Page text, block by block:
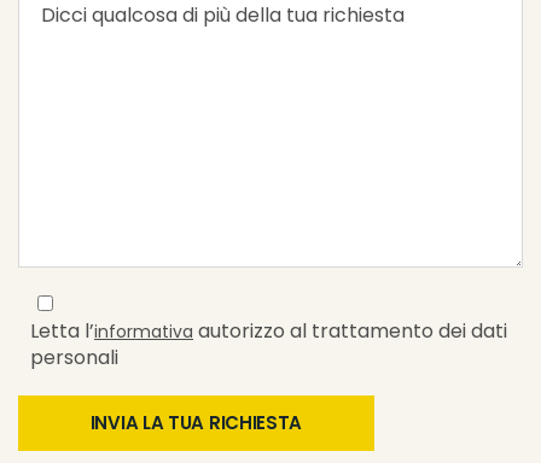
Letta l’informativa autorizzo al trattamento dei dati
personali